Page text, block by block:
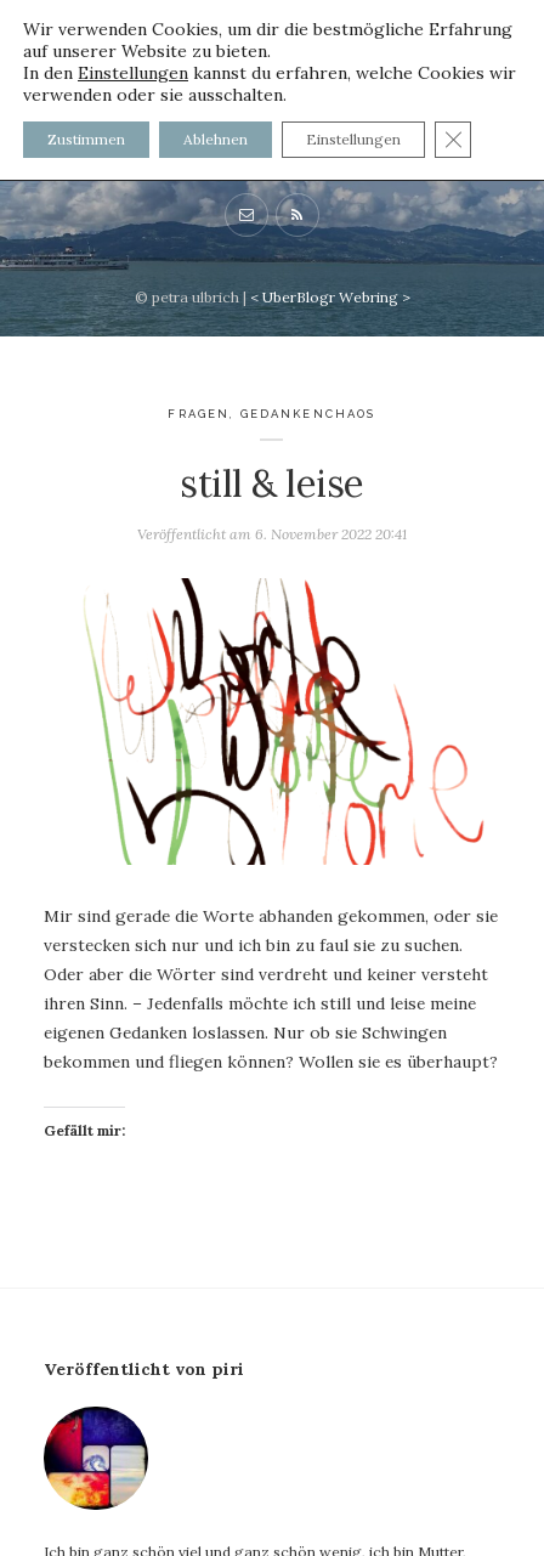
voller worte
mit und ohne Innenfutter
© petra ulbrich | < UberBlogr Webring >
FRAGEN GEDANKENCHAOS
still & leise
Veröffentlicht am 6. November 2022 20:41
Mir sind gerade die Worte abhanden gekommen, oder sie
verstecken sich nur und ich bin zu faul sie zu suchen.
Oder aber die Wörter sind verdreht und keiner versteht
ihren Sinn. – Jedenfalls möchte ich still und leise meine
eigenen Gedanken loslassen. Nur ob sie Schwingen
bekommen und fliegen können? Wollen sie es überhaupt?
Gefällt mir:
Veröffentlicht von piri
Ich bin ganz schön viel und ganz schön wenig, ich bin Mutter,
Wir verwenden Cookies, um dir die bestmögliche Erfahrung
auf unserer Website zu bieten.
In den Einstellungen kannst du erfahren, welche Cookies wir
verwenden oder sie ausschalten.
Zustimmen Ablehnen Einstellungen GDPR